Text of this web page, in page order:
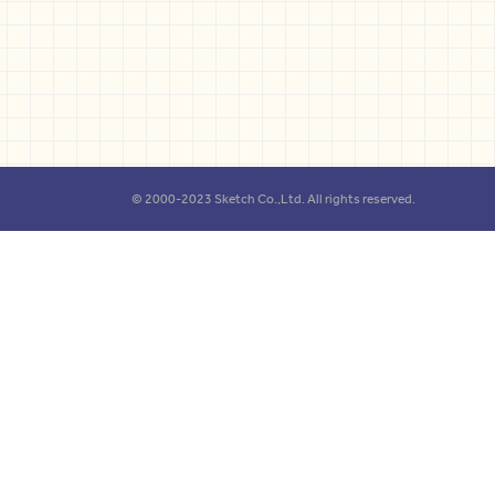
© 2000-2023 Sketch Co.,Ltd. All rights reserved.